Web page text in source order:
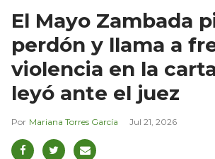
El Mayo Zambada
perdón y llama a
violencia en la
leyó ante el juez
Mariana Torres García Jul 21, 2026